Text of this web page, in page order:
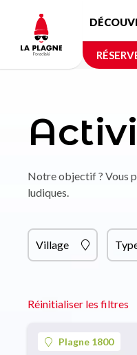
contenu
principal
Notre objectif ? Vous
ludiques.
Village
Réinitialiser les filtres
Plagne 1800